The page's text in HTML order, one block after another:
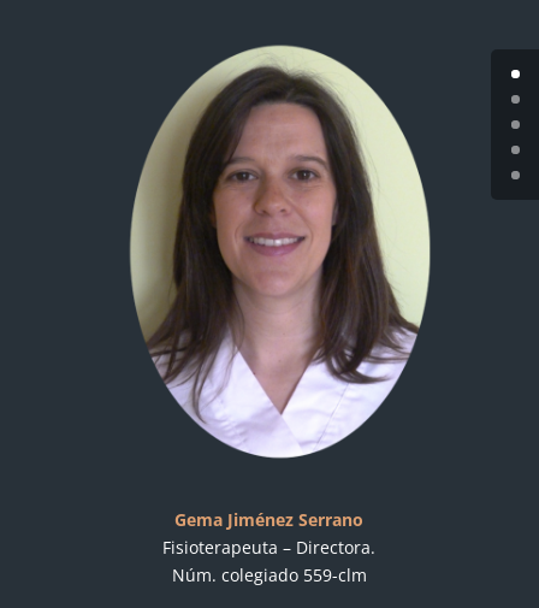
Gema JiménezSerrano
Fisioterapeuta – Directora.
Núm. colegiado 559-clm